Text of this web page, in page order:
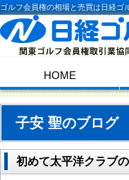
ゴルフ会員権の相場と売買は日経ゴ
HOME
子安 聖のブログ
初めて太平洋クラブ